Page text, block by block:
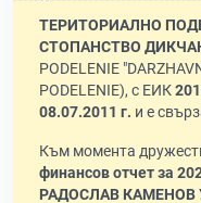
ТЕРИТОРИАЛНО
СТОПАНСТВО
PODELENIE
PODELENIE), с ЕИК
08.07.2011 г. и е
Към момента
финансов отчет за
РАДОСЛАВ КАМЕНОВ